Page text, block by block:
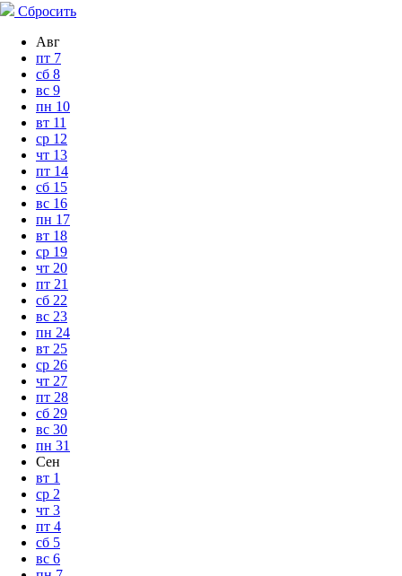
Сбросить
Авг
пт 7
сб 8
вс 9
пн 10
вт 11
ср 12
чт 13
пт 14
сб 15
вс 16
пн 17
вт 18
ср 19
чт 20
пт 21
сб 22
вс 23
пн 24
вт 25
ср 26
чт 27
пт 28
сб 29
вс 30
пн 31
Сен
вт 1
ср 2
чт 3
пт 4
сб 5
вс 6